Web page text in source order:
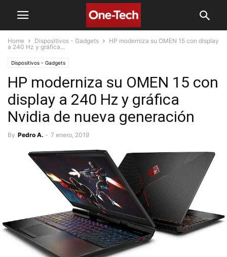
Home Dispositivos - Gadgets
HP moderniza su OMEN 15 con display
a 240 Hz y gráfica...
Dispositivos - Gadgets
HP moderniza su OMEN 15 con
display a 240 Hz y gráfica
Nvidia de nueva generación
By Pedro A. - 7 enero, 2019